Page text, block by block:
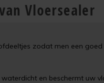
Vloersealer
zodat men een
en beschermt uw